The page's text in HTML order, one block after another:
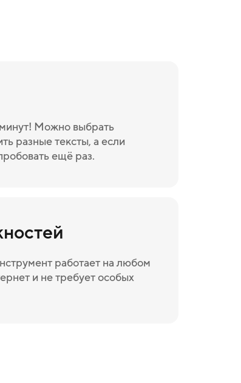
Можно выбрать
разные тексты, а если
ещё раз.
работает на любом
и не требует особых